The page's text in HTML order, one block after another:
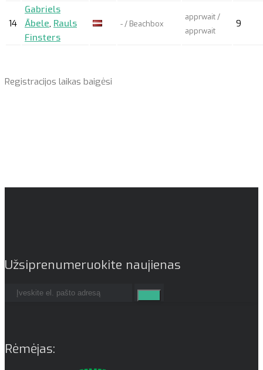
14
Gabriels
Ābele, Rauls
Finsters
- / Beachbox
apprwait/
apprwait
9
Registracijos laikas baigėsi
Užsiprenumeruokite naujienas
Rėmėjas: